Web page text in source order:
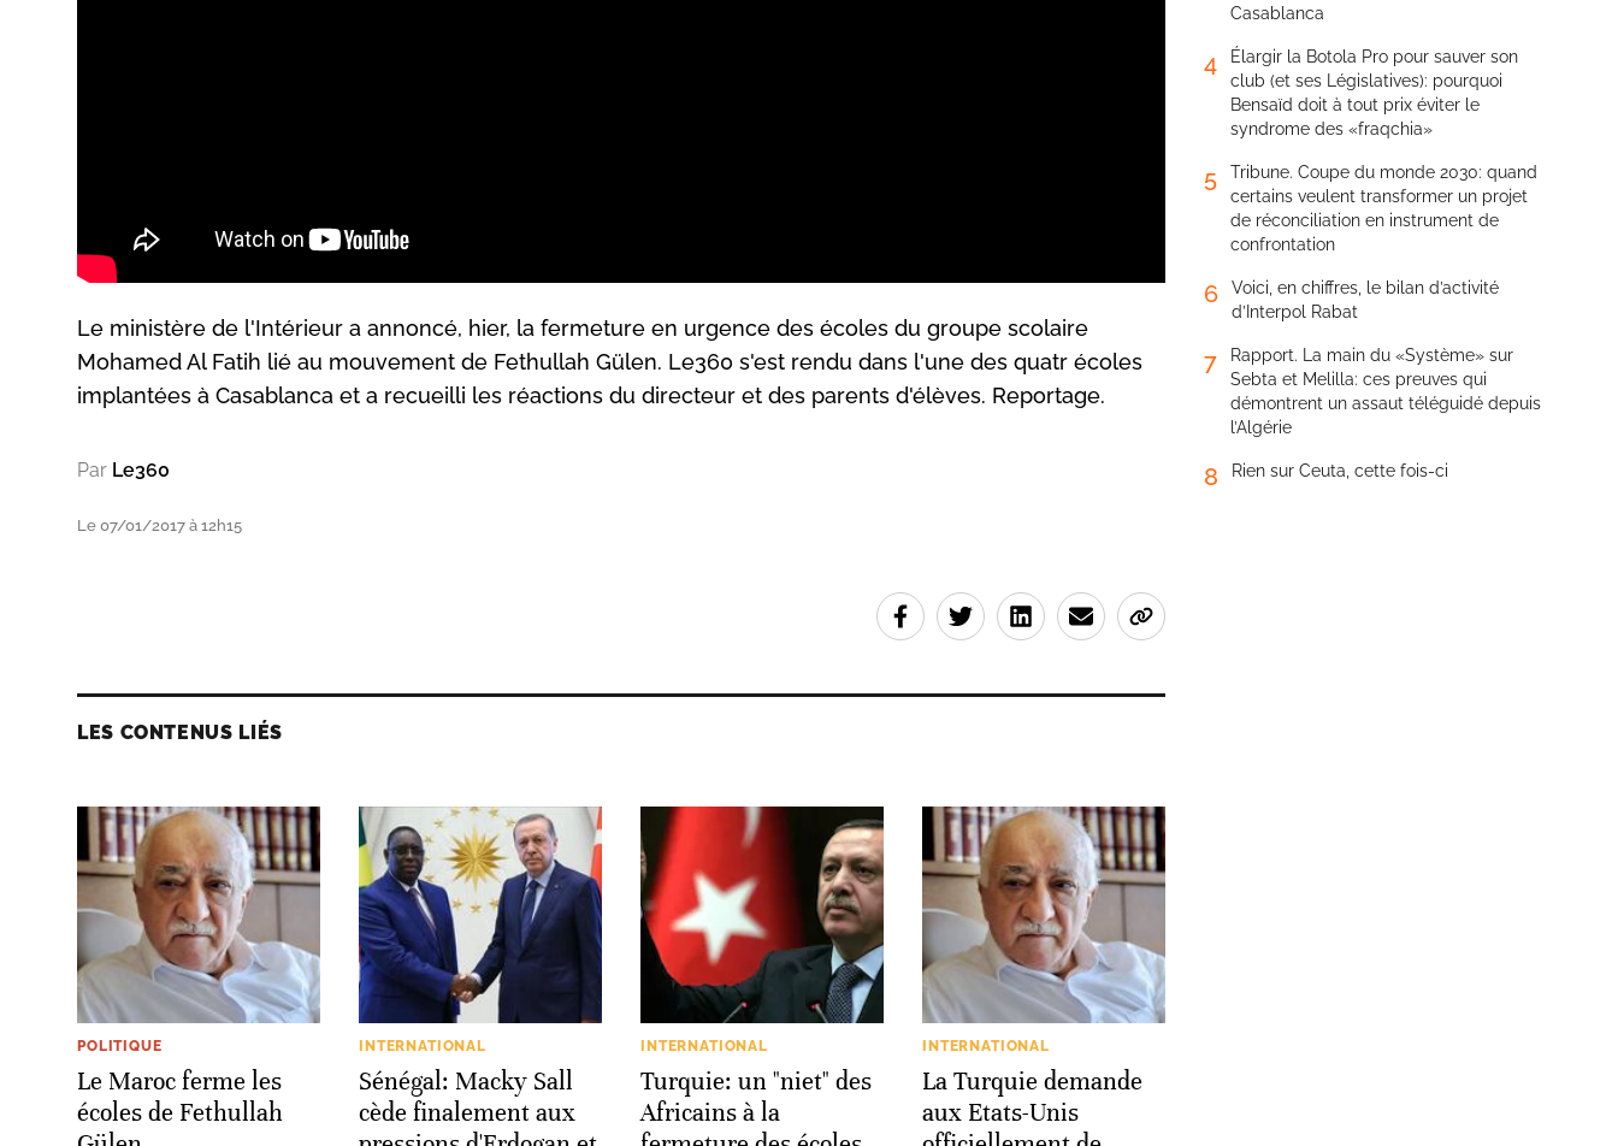
Le ministère de l'Intérieur a annoncé, hier, la fermeture en urgence des écoles du groupe scolaire
Mohamed Al Fatih lié au mouvement de Fethullah Gülen. Le360 s'est rendu dans l'une des quatr écoles
implantées à Casablanca et a recueilli les réactions du directeur et des parents d'élèves. Reportage.
Par Le360
Le 07/01/2017 à 12h15
LES CONTENUS LIÉS
POLITIQUE
Le Maroc ferme les
écoles de Fethullah
INTERNATIONAL
Sénégal: Macky Sall
cède finalement aux
INTERNATIONAL
Turquie: un "niet" des
Africains à la
INTERNATIONAL
La Turquie demande
aux Etats-Unis
Casablanca
4
Élargir la Botola Pro pour sauver son
club (et ses Législatives): pourquoi
Bensaïd doit à tout prix éviter le
syndrome des «fraqchia»
5
Tribune. Coupe du monde 2030: quand
certains veulent transformer un projet
de réconciliation en instrument de
confrontation
6
Voici, en chiffres, le bilan d’activité
d’Interpol Rabat
7
Rapport. La main du «Système» sur
Sebta et Melilla: ces preuves qui
démontrent un assaut téléguidé depuis
l’Algérie
8 Rien sur Ceuta, cette fois-ci